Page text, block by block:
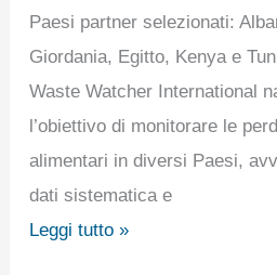
Paesi partner selezionati:
Giordania, Egitto, Kenya e
Waste Watcher International
l’obiettivo di monitorare le
alimentari in diversi Paesi,
dati sistematica e
Leggi tutto »